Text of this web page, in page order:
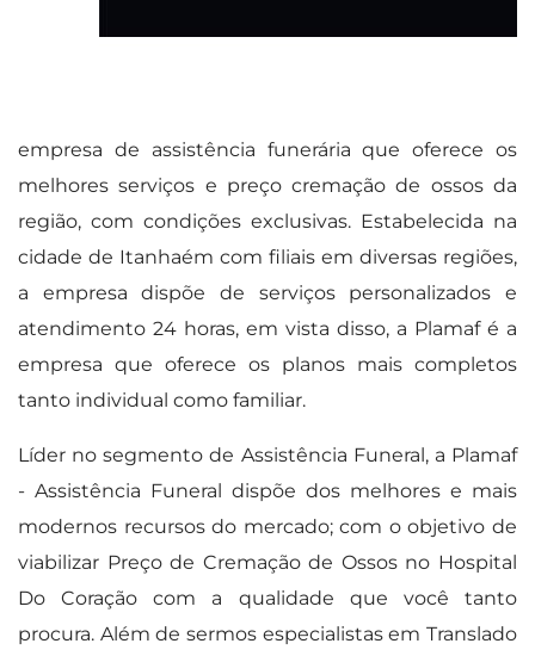
empresa de assistência funerária que oferece os
melhores serviços e preço cremação de ossos da
região, com condições exclusivas. Estabelecida na
cidade de Itanhaém com filiais em diversas regiões,
a empresa dispõe de serviços personalizados e
atendimento 24 horas, em vista disso, a Plamaf é a
empresa que oferece os planos mais completos
tanto individual como familiar.
Líder no segmento de Assistência Funeral, a Plamaf
- Assistência Funeral dispõe dos melhores e mais
modernos recursos do mercado; com o objetivo de
viabilizar Preço de Cremação de Ossos no Hospital
Do Coração com a qualidade que você tanto
procura. Além de sermos especialistas em Translado